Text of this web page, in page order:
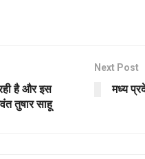
है और इस
तुषार साहू
Next Post
मध्य